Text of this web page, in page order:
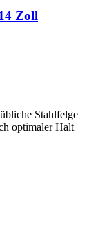
Zoll
Stahlfelge
optimaler Halt